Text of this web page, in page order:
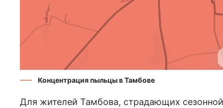
Концентрация пыльцы в Тамбове
Для жителей Тамбова, страдающих